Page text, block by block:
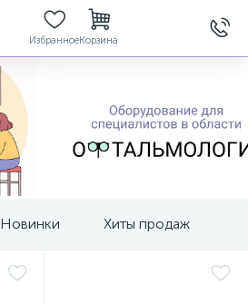
ИзбранноеКорзина
Новинки Хиты продаж